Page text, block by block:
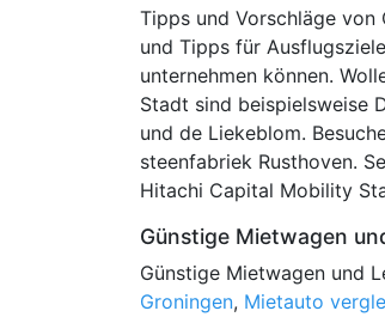
Tipps und Vorschläge von
und Tipps für
unternehmen können.
Stadt sind beispielsweise
und de Liekeblom.
steenfabriek Rusthoven.
Hitachi Capital Mobility
Günstige Mietwagen
Günstige Mietwagen und
Groningen, Mietauto